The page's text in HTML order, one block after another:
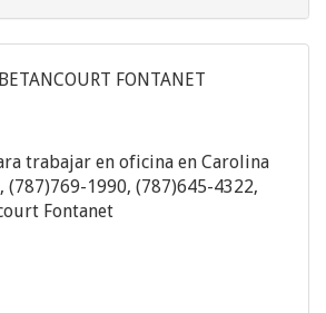
FONTANET
trabajar en oficina en Carolina
(787)769-1990, (787)645-4322,
Fontanet